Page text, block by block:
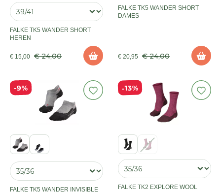
FALKE TK5 WANDER SHORT
HEREN
€ 15,00 € 24,00
FALKE TK5 WANDER SHORT
DAMES
€ 20,95 € 24,00
9%
FALKE TK5 WANDER INVISIBLE
13%
FALKE TK2 EXPLORE WOOL